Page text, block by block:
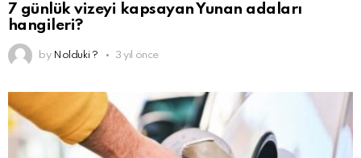
7 günlük vizeyi kapsayan Yunan adaları
hangileri?
by Nolduki ? 3 yıl önce